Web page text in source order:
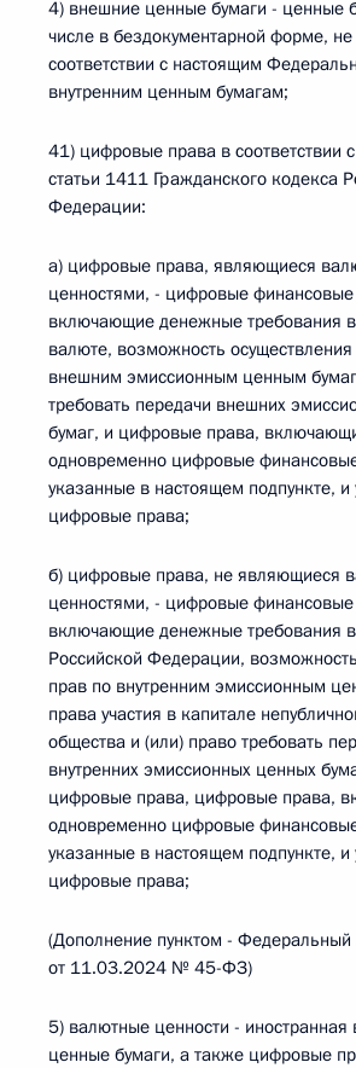
4) внешние ценные бумаги - ценные
числе в бездокументарной форме,
соответствии с настоящим
внутренним ценным бумагам;
41) цифровые права в соответствии
статьи 1411 Гражданского кодекса
Федерации:
а) цифровые права, являющиеся
ценностями, - цифровые
включающие денежные требования в
валюте, возможность
внешним эмиссионным ценным
требовать передачи внешних
бумаг, и цифровые права,
одновременно цифровые
указанные в настоящем подпункте, и
цифровые права;
б) цифровые права, не являющиеся
ценностями, - цифровые
включающие денежные требования
Российской Федерации,
прав по внутренним эмиссионным
права участия в капитале
общества и (или) право требовать
внутренних эмиссионных ценных
цифровые права, цифровые права,
одновременно цифровые
указанные в настоящем подпункте, и
цифровые права;
(Дополнение пунктом - Федеральный
от 11.03.2024 № 45-ФЗ)
5) валютные ценности -
ценные бумаги, а также цифровые